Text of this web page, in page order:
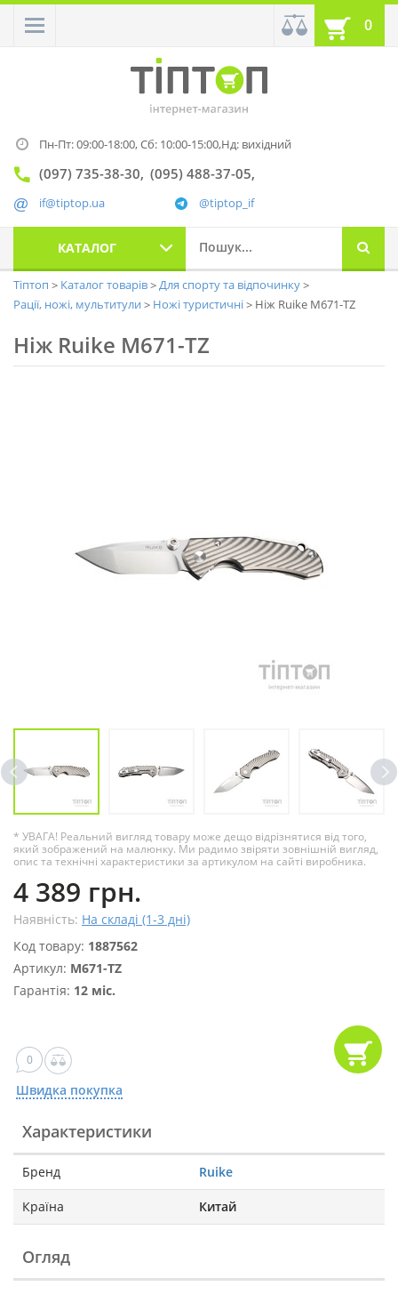
0
Пн-Пт: 09:00-18:00,Сб: 10:00-15:00,Нд: вихідний
(097) 735-38-30 (095) 488-37-05
@tiptop_if
if@tiptop.ua
КАТАЛОГ
Тіптоп Каталог товарів
Для спорту та відпочинку
Рації, ножі, мультитули
Ножі туристичні Ніж Ruike M671-TZ
Ніж Ruike M671-TZ
* УВАГА! Реальний вигляд товару може дещо відрізнятися від того,
який зображений на малюнку. Ми радимо звіряти зовнішній вигляд,
опис та технічні характеристики за артикулом на сайті виробника.
4 389 грн.
Наявність: На складі (1-3 дні)
Код товару: 1887562
Артикул: M671-TZ
Гарантія: 12 міс.
0
Швидка покупка
Характеристики
Бренд Ruike
Країна Китай
Огляд